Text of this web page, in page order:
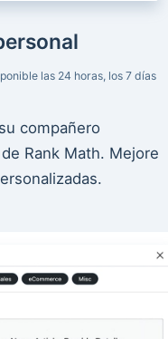
las 24 horas, los 7 días
compañero
Rank Math. Mejore